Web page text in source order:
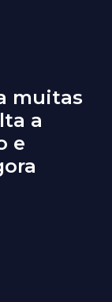
muitas
a
e